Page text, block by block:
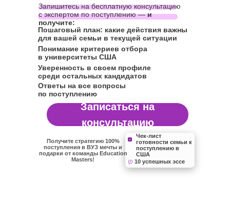
Чек-лист
готовности семьи к
поступлению в
США
10 успешных эссе
Уверенность в своем профиле
среди остальных кандидатов
Пошаговый план: какие действия важны
для вашей семьи в текущей ситуации
Ответы на все вопросы
по поступлению
Понимание критериев отбора
в университеты США
Получите стратегию 100%
поступления в ВУЗ мечты и
подарки от команды Education
Masters!
Запишитесь на бесплатную консультацию
с экспертом по поступлению —и
получите:
Записаться на
консультацию